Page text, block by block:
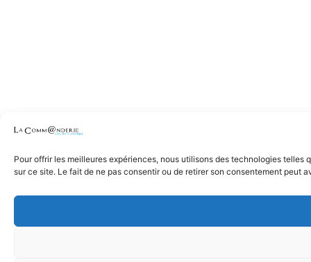
Pour offrir les meilleures expériences, nous utilisons des technologies
sur ce site. Le fait de ne pas consentir ou de retirer son consentement